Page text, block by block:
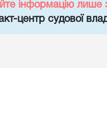
інформацію лише
центр судової